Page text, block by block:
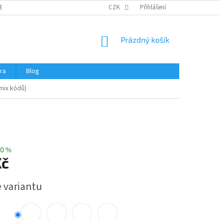
A NÁVODY OBCHODNÍ PODMÍNKY OCHRANA OSOBNÍCH
CZK Přihlášení
NÁKUPNÍ
Prázdný košík
Blog
kódů)
%
variantu